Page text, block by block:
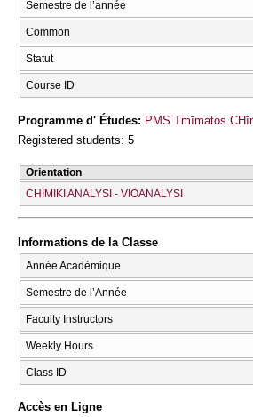
Semestre de l’année
Common
Statut
Course ID
Programme d' Études: PMS Tmīmatos
Registered students: 5
Orientation
CΗĪMIKĪ ANALYSĪ - VIOANALYSĪ
Informations de la Classe
Année Académique
Semestre de l’Année
Faculty Instructors
Weekly Hours
Class ID
Accès en Ligne